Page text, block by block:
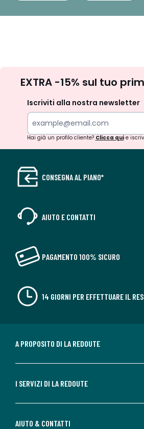
EXTRA -15% sul tuo
Iscriviti alla nostra newsletter
Hai già un profilo cliente? Clicca quie
CONSEGNA AL PIANO*
AIUTO E CONTATTI
PAGAMENTO 100% SICURO
14 GIORNI PER EFFETTUARE IL
A PROPOSITO DI LA REDOUTE
I SERVIZI DI LA REDOUTE
AIUTO & CONTATTI